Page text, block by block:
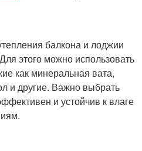
балкона и лоджии
этого можно использовать
как минеральная вата,
и другие. Важно выбрать
и устойчив к влаге